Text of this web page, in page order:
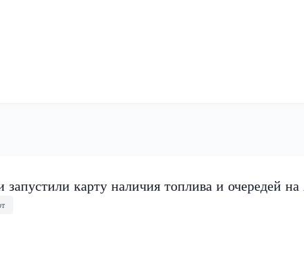
запустили карту наличия топлива и очередей